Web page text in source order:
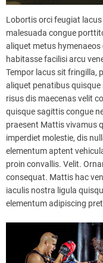
Lobortis orci feugiat
malesuada congue
aliquet metus
habitasse facilisi arcu
Tempor lacus sit fringilla,
aliquet penatibus
risus dis maecenas velit
quisque sagittis congue
praesent Mattis vivamus
imperdiet molestie, dis
elementum aptent
proin convallis. Velit.
consequat. Mattis hac
iaculis nostra ligula
elementum adipiscing